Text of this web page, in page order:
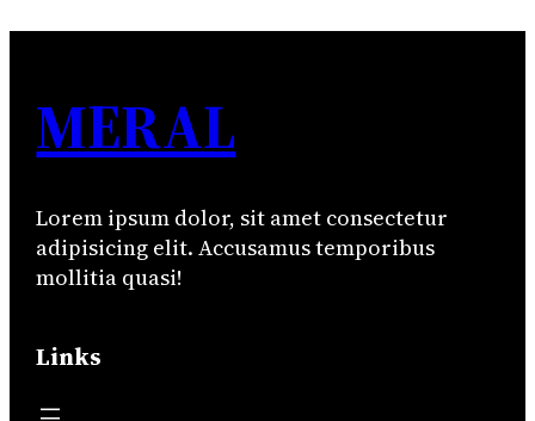
MERAL
Lorem ipsum dolor, sit amet consectetur
adipisicing elit. Accusamus temporibus
mollitia quasi!
Links